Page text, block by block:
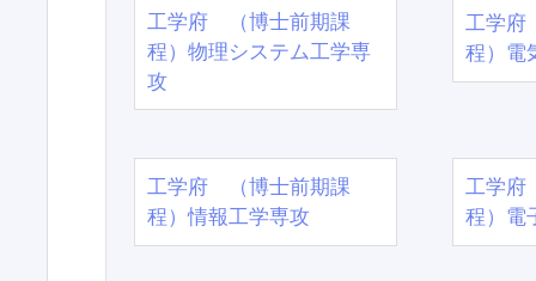
工学府 （博士前期課
程）物理システム工学専
攻
工学
程）電
工学府 （博士前期課
程）情報工学専攻
工学
程）電